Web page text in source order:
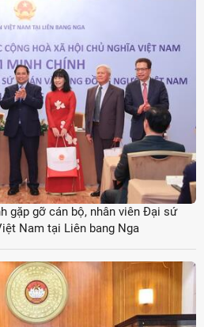
gặp gỡ cán bộ, nhân viên Đại sứ
Nam tại Liên bang Nga